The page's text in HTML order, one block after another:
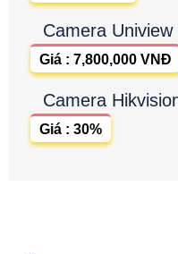
Camera
Giá : 7,800,000 VNĐ
Camera
Giá : 30%